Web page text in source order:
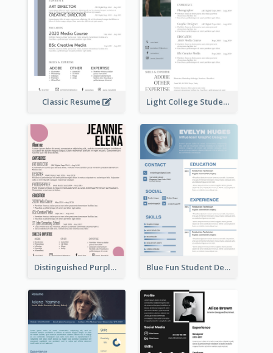
Classic Resume Light College Student Resume
Distinguished Purple Modern Resume Blue Fun Student Designer Resume